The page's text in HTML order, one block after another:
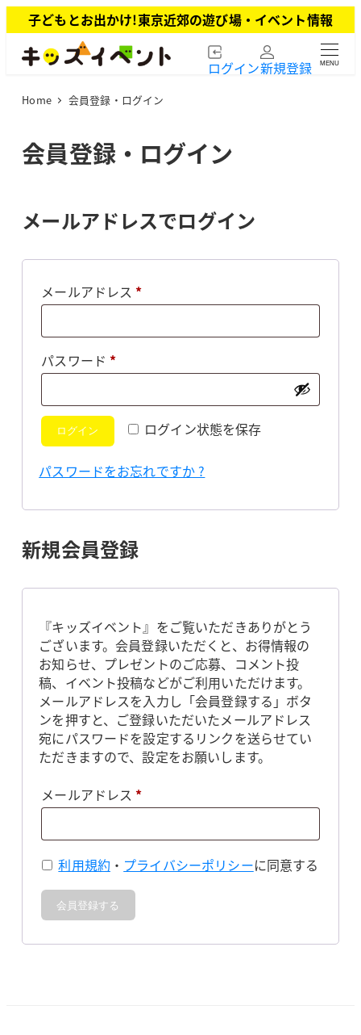
イ
子どもとお出かけ!東京近郊の遊び場・イベント情報
ログイン新規登録 MENU
Home 会員登録・ログイン
会員登録・ログイン
メールアドレスでログイン
メールアドレス *必
パスワード *必
ログイン状態を保存
ログイン
パスワードをお忘れですか ?
新規会員登録
『キッズイベント』をご覧いただきありがとう
ございます。会員登録いただくと、お得情報の
お知らせ、プレゼントのご応募、コメント投
稿、イベント投稿などがご利用いただけます。
メールアドレスを入力し「会員登録する」ボタ
ンを押すと、ご登録いただいたメールアドレス
宛にパスワードを設定するリンクを送らせてい
ただきますので、設定をお願いします。
メールアドレス *必
利用規約 ・ プライバシーポリシーに同意する
会員登録する